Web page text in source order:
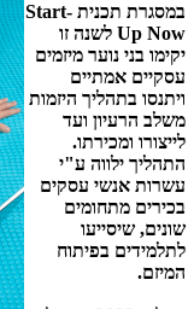
במסגרת תכנית Start-
Up Now לשנה זו
יקימו בני נוער מיזמים
עסקיים אמתיים
ויתנסו בתהליך היזמות
משלב הרעיון ועד
לייצורו ומכירתו.
התהליך ילווה ע"י
עשרות אנשי עסקים
בכירים מתחומים
שונים, שיסייעו
לתלמידים בפיתוח
המיזם.